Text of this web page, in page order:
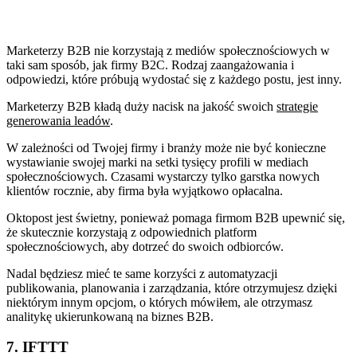
Marketerzy B2B nie korzystają z mediów społecznościowych w
taki sam sposób, jak firmy B2C. Rodzaj zaangażowania i
odpowiedzi, które próbują wydostać się z każdego postu, jest inny.
Marketerzy B2B kładą duży nacisk na jakość swoich strategie
generowania leadów.
W zależności od Twojej firmy i branży może nie być konieczne
wystawianie swojej marki na setki tysięcy profili w mediach
społecznościowych. Czasami wystarczy tylko garstka nowych
klientów rocznie, aby firma była wyjątkowo opłacalna.
Oktopost jest świetny, ponieważ pomaga firmom B2B upewnić się,
że skutecznie korzystają z odpowiednich platform
społecznościowych, aby dotrzeć do swoich odbiorców.
Nadal będziesz mieć te same korzyści z automatyzacji
publikowania, planowania i zarządzania, które otrzymujesz dzięki
niektórym innym opcjom, o których mówiłem, ale otrzymasz
analitykę ukierunkowaną na biznes B2B.
7. IFTTT